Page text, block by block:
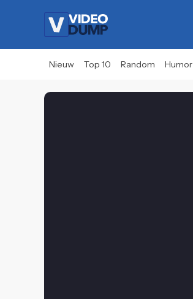
Nieuw Top 10 Random Humor